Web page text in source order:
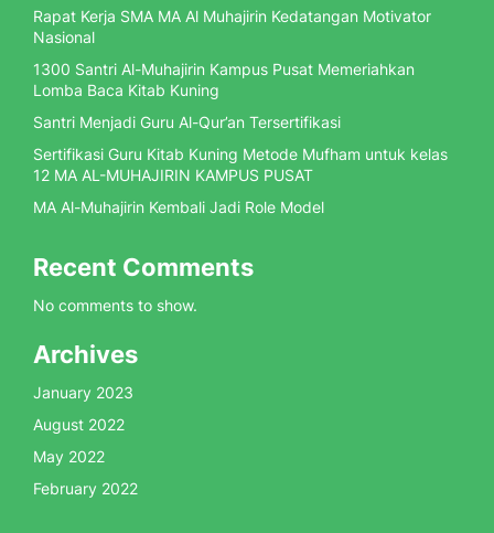
Rapat Kerja SMA MA Al Muhajirin Kedatangan Motivator
Nasional
1300 Santri Al-Muhajirin Kampus Pusat Memeriahkan
Lomba Baca Kitab Kuning
Santri Menjadi Guru Al-Qur’an Tersertifikasi
Sertifikasi Guru Kitab Kuning Metode Mufham untuk kelas
12 MA AL-MUHAJIRIN KAMPUS PUSAT
MA Al-Muhajirin Kembali Jadi Role Model
Recent Comments
No comments to show.
Archives
January 2023
August 2022
May 2022
February 2022